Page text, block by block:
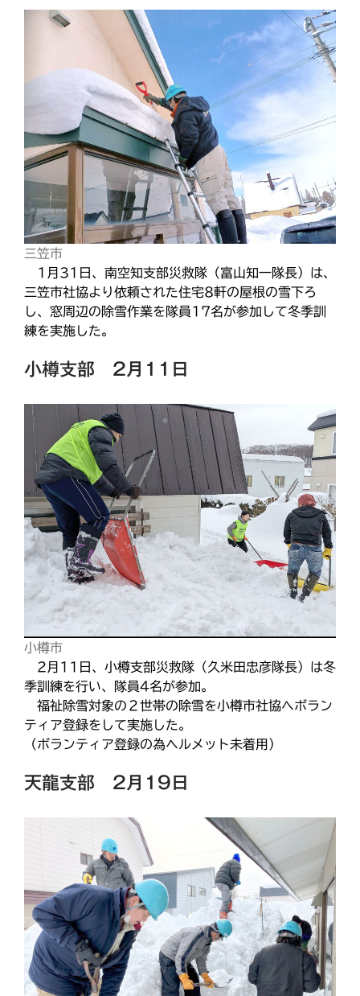
ようぼく一斉活動日
上川 余市 倶知安 八雲
函館 北見 十勝
千恵広 南空知 天塩
天理時報 天龍
子ども食堂 宗谷 室蘭
富良野 小樽 教区報
教区祭 教誨師 日高 旭川
札幌 札幌中南
札幌北西 札幌東
災救通信 献血 空知
紋別 網走 苫小牧 釧根
三笠市
1月31日、南空知支部災救隊（富山知一隊長）は、
三笠市社協より依頼された住宅8軒の屋根の雪下ろ
し、窓周辺の除雪作業を隊員17名が参加して冬季訓
練を実施した。
小樽支部 2月11日
小樽市
2月11日、小樽支部災救隊（久米田忠彦隊長）は冬
季訓練を行い、隊員4名が参加。
福祉除雪対象の２世帯の除雪を小樽市社協へボラン
ティア登録をして実施した。
（ボランティア登録の為ヘルメット未着用）
天龍支部 2月19日